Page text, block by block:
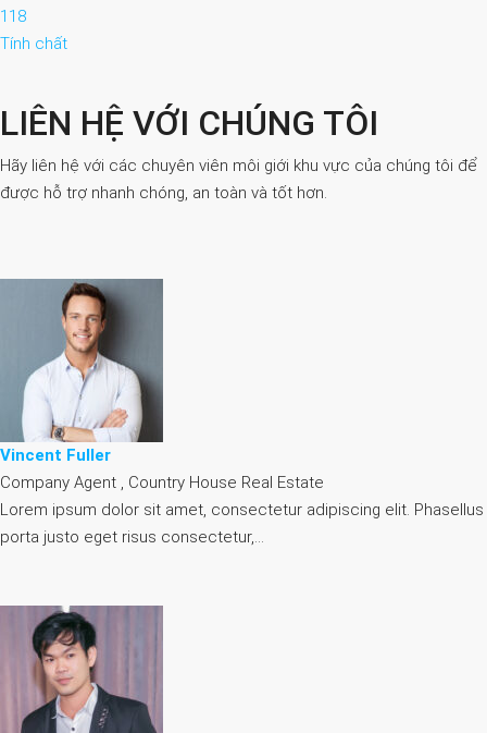
118
Tính chất
LIÊN HỆ VỚI CHÚNG TÔI
Hãy liên hệ với các chuyên viên môi giới khu vực của chúng tôi để
được hỗ trợ nhanh chóng, an toàn và tốt hơn.
Vincent Fuller
Company Agent , Country House Real Estate
Lorem ipsum dolor sit amet, consectetur adipiscing elit. Phasellus
porta justo eget risus consectetur,…